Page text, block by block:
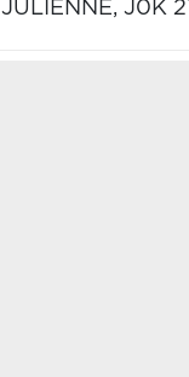
JULIENNE, J0K